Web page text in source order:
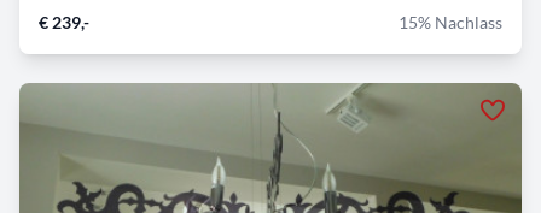
€ 239,- 15% Nachlass